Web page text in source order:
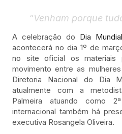
“Venham porque
A celebração do Dia
acontecerá no dia 1º de
no site oficial os materiais
movimento entre as
Diretoria Nacional do Dia
atualmente com a
Palmeira atuando como
internacional também há
executiva Rosangela Oliveira.